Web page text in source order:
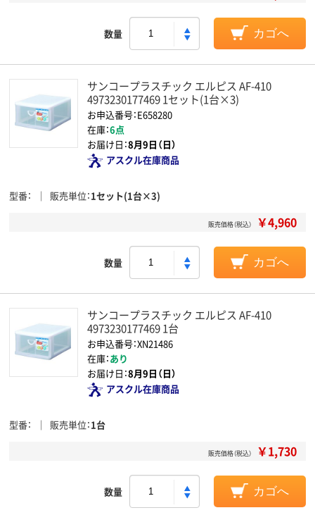
数量 カゴへ
サンコープラスチック エルピス AF-410
4973230177469 1セット(1台×3)
お申込番号：E658280
在庫：6点
お届け日：8月9日（日）
アスクル在庫商品
型番 販売単位 1セット(1台×3)
販売価格（税込） ￥4,960
数量 カゴへ
サンコープラスチック エルピス AF-410
4973230177469 1台
お申込番号：XN21486
在庫：あり
お届け日：8月9日（日）
アスクル在庫商品
型番 販売単位 1台
販売価格（税込） ￥1,730
数量 カゴへ